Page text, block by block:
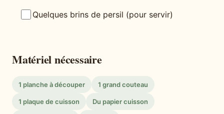
Quelques brins de persil (pour servir)
Matériel nécessaire
1 planche à découper 1 grand couteau
1 plaque de cuisson Du papier cuisson